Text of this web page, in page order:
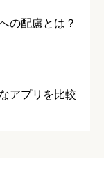
の配慮とは？
アプリを比較